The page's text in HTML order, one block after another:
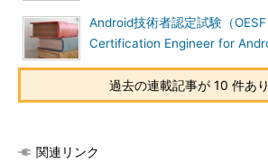
Oracle Database 11g: 上級
Oracle9i技術者のための
Oracle Database 11g: Data
概要
Android技術者認定試験（
Certification Engineer for
過去の連載記事が 10 件あ
関連リンク